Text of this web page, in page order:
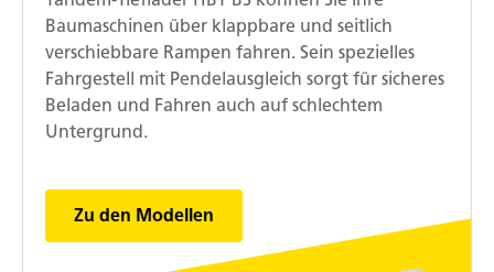
Baumaschinen über klappbare und seitlich
verschiebbare Rampen fahren. Sein spezielles
Fahrgestell mit Pendelausgleich sorgt für sicheres
Beladen und Fahren auch auf schlechtem
Untergrund.
Zu den Modellen